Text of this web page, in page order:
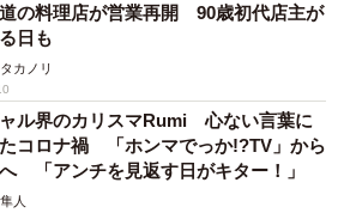
の料理店が営業再開 90歳初代店主が
日も
カノリ
ル界のカリスマRumi 心ない言葉に
コロナ禍 「ホンマでっか!?TV」から
「アンチを見返す日がキター！」
人